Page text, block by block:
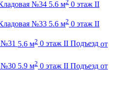
№34 5.6 м2 0 этаж II
№33 5.6 м2 0 этаж II
№31 5.6 м2 0 этаж II Подъезд от
№30 5.9 м2 0 этаж II Подъезд от